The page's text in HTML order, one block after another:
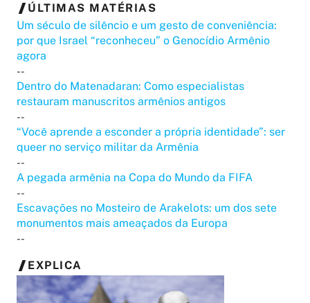
ÚLTIMAS MATÉRIAS
Um século de silêncio e um gesto de conveniência:
por que Israel “reconheceu” o Genocídio Armênio
agora
--
Dentro do Matenadaran: Como especialistas
restauram manuscritos armênios antigos
--
“Você aprende a esconder a própria identidade”: ser
queer no serviço militar da Armênia
--
A pegada armênia na Copa do Mundo da FIFA
--
Escavações no Mosteiro de Arakelots: um dos sete
monumentos mais ameaçados da Europa
--
EXPLICA